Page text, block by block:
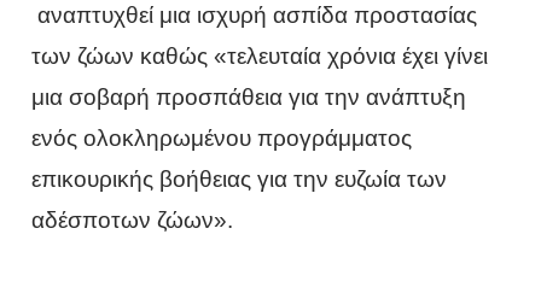
αναπτυχθεί μια ισχυρή ασπίδα προστασίας
των ζώων καθώς «τελευταία χρόνια έχει γίνει
μια σοβαρή προσπάθεια για την ανάπτυξη
ενός ολοκληρωμένου προγράμματος
επικουρικής βοήθειας για την ευζωία των
αδέσποτων ζώων».